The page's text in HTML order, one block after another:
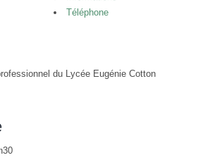
Téléphone
du Lycée Eugénie Cotton